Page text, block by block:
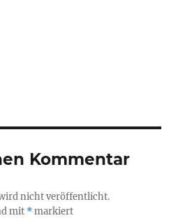
Kommentar
nicht veröffentlicht.
mit *markiert